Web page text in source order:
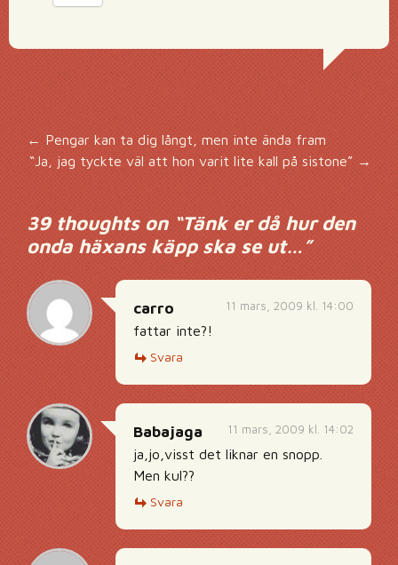
Inläggsnavigering
←Pengar kan ta dig långt, men inte ända fram
“Ja, jag tyckte väl att hon varit lite kall på sistone” →
39 thoughts on “Tänk er då hur den
onda häxans käpp ska se ut…”
11 mars, 2009 kl. 14:00
carro
fattar inte?!
Svara
11 mars, 2009 kl. 14:02
Babajaga
ja,jo,visst det liknar en snopp.
Men kul??
Svara